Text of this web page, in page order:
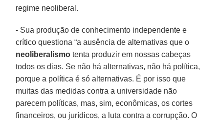
regime neoliberal.
- Sua produção de conhecimento independente e
crítico questiona “a ausência de alternativas que o
neoliberalismo tenta produzir em nossas cabeças
todos os dias. Se não há alternativas, não há política,
porque a política é só alternativas. É por isso que
muitas das medidas contra a universidade não
parecem políticas, mas, sim, econômicas, os cortes
financeiros, ou jurídicos, a luta contra a corrupção. O